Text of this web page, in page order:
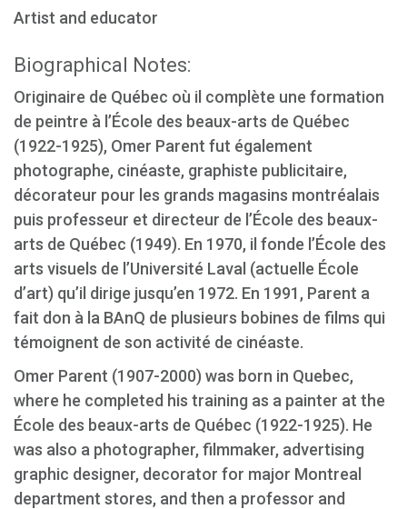
Artist and educator
Biographical Notes:
Originaire de Québec où il complète une formation
de peintre à l’École des beaux-arts de Québec
(1922-1925), Omer Parent fut également
photographe, cinéaste, graphiste publicitaire,
décorateur pour les grands magasins montréalais
puis professeur et directeur de l’École des beaux-
arts de Québec (1949). En 1970, il fonde l’École des
arts visuels de l’Université Laval (actuelle École
d’art) qu’il dirige jusqu’en 1972. En 1991, Parent a
fait don à la BAnQ de plusieurs bobines de films qui
témoignent de son activité de cinéaste.
Omer Parent (1907-2000) was born in Quebec,
where he completed his training as a painter at the
École des beaux-arts de Québec (1922-1925). He
was also a photographer, filmmaker, advertising
graphic designer, decorator for major Montreal
department stores, and then a professor and